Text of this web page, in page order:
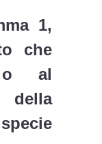
1,
che
o al
della